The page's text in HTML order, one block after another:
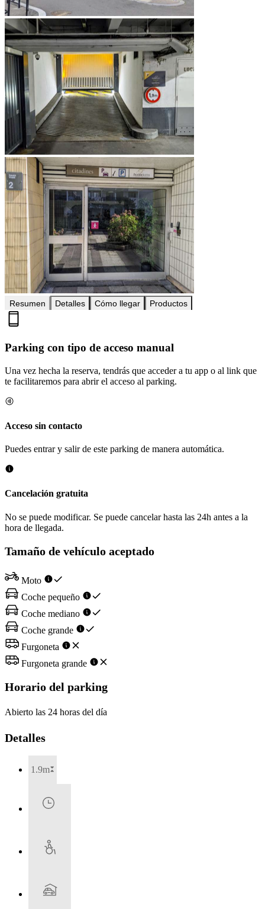
Resumen Detalles Cómo llegar Productos
Parking con tipo de acceso manual
Una vez hecha la reserva, tendrás que acceder a tu app o al link que
te facilitaremos para abrir el acceso al parking.
Acceso sin contacto
Puedes entrar y salir de este parking de manera automática.
Cancelación gratuita
No se puede modificar. Se puede cancelar hasta las 24h antes a la
hora de llegada.
Tamaño de vehículo aceptado
Moto
Coche pequeño
Coche mediano
Coche grande
Furgoneta
Furgoneta grande
Horario del parking
Abierto las 24 horas del día
Detalles
1.9m